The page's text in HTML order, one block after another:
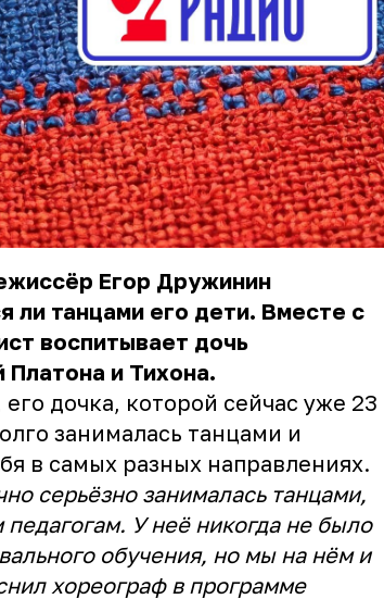
Егор Дружинин
ли танцами его дети. Вместе с
воспитывает дочь
и Тихона.
дочка, которой сейчас уже 23
занималась танцами и
в самых разных направлениях.
серьёзно занималась танцами,
У неё никогда не было
обучения, но мы на нём и
хореограф в программе